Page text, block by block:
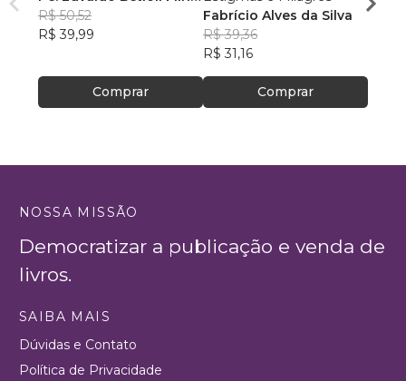
SAC
R$ 50,52
R$ 39,99
Comprar
Fabrício Alves da Silva
R$ 39,36
R$ 31,16
Comprar
NOSSA MISSÃO
Democratizar a publicação e venda de
livros.
SAIBA MAIS
Dúvidas e Contato
Política de Privacidade